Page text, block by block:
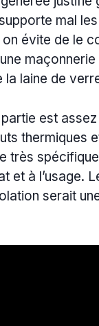
mal les
évite de le
maçonnerie
laine de
est assez
thermiques
très spécifique
et à l’usage.
serait